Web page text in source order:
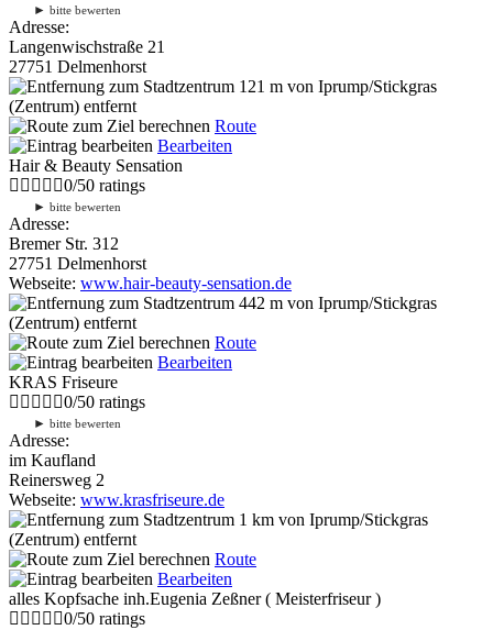
► bitte bewerten
Adresse:
Langenwischstraße 21
27751 Delmenhorst
121 m von Iprump/Stickgras
(Zentrum) entfernt
Route
Bearbeiten
Hair & Beauty Sensation
0/50 ratings
► bitte bewerten
Adresse:
Bremer Str. 312
27751 Delmenhorst
Webseite: www.hair-beauty-sensation.de
442 m von Iprump/Stickgras
(Zentrum) entfernt
Route
Bearbeiten
KRAS Friseure
0/50 ratings
► bitte bewerten
Adresse:
im Kaufland
Reinersweg 2
Webseite: www.krasfriseure.de
1 km von Iprump/Stickgras
(Zentrum) entfernt
Route
Bearbeiten
alles Kopfsache inh.Eugenia Zeßner ( Meisterfriseur )
0/50 ratings